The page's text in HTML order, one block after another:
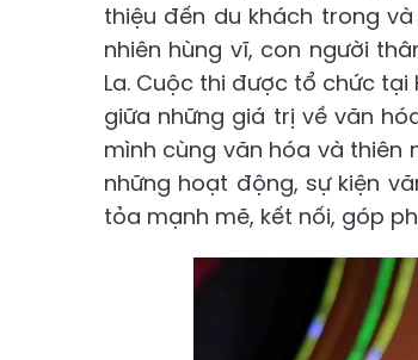
thiệu đến du khách trong
nhiên hùng vĩ, con người
La. Cuộc thi được tổ chức tại
giữa những giá trị về văn
mình cùng văn hóa và thiên
những hoạt động, sự kiện
tỏa mạnh mẽ, kết nối, góp